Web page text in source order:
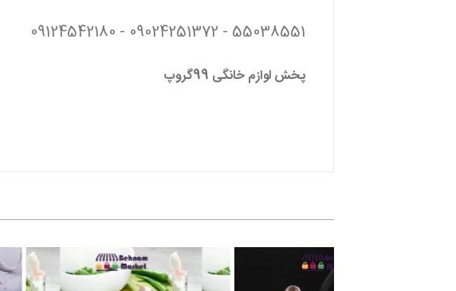
55038551 - 09024251372 - 09124542180
پخش لوازم خانگی 99گروپ